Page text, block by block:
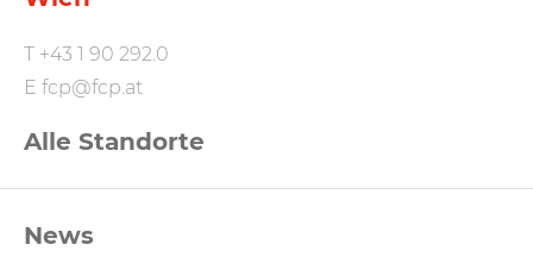
T +43 1 90 292.0
E fcp@fcp.at
Alle Standorte
Footernavigation
News